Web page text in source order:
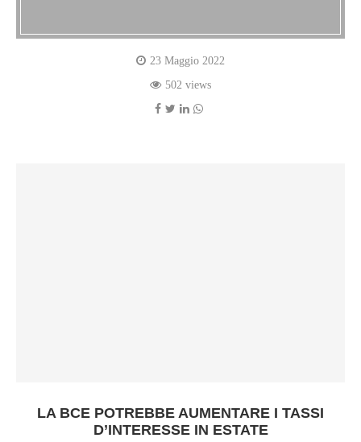
23 Maggio 2022
502 views
LA BCE POTREBBE AUMENTARE I TASSI
D’INTERESSE IN ESTATE